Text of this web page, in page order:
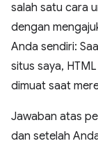
salah satu cara
dengan
Anda sendiri:
situs saya,
dimuat saat
Jawaban atas
dan setelah